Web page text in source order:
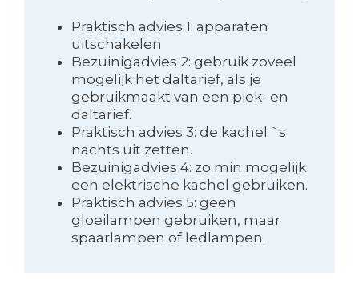
Praktisch advies 1: apparaten
uitschakelen
Bezuinigadvies 2: gebruik zoveel
mogelijk het daltarief, als je
gebruikmaakt van een piek- en
daltarief.
Praktisch advies 3: de kachel `s
nachts uit zetten.
Bezuinigadvies 4: zo min mogelijk
een elektrische kachel gebruiken.
Praktisch advies 5: geen
gloeilampen gebruiken, maar
spaarlampen of ledlampen.